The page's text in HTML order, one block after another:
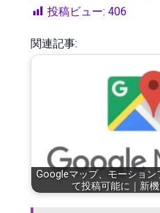
投稿ビュー: 406
関連記事:
Googleマップ、モーション
て投稿可能に｜新